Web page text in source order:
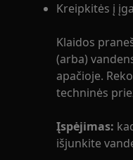
Kreipkitės į
Klaidos
(arba)
apačioje.
techninės
Įspėjimas:
išjunkite